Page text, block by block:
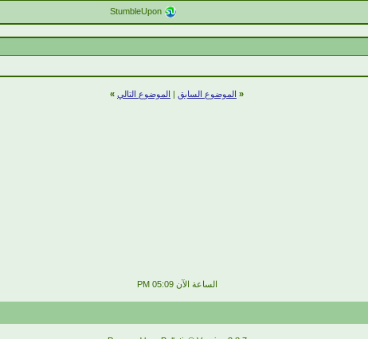
StumbleUpon
« الموضوع السابق الموضوع التالي »
الساعة الآن05:09 PM